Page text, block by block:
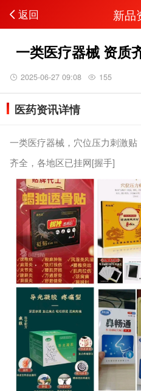
返回 新品
一类医疗器械 资质
2025-06-27 09:08 155
医药资讯详情
一类医疗器械，穴位压力刺激
齐全，各地区已挂网[握手]